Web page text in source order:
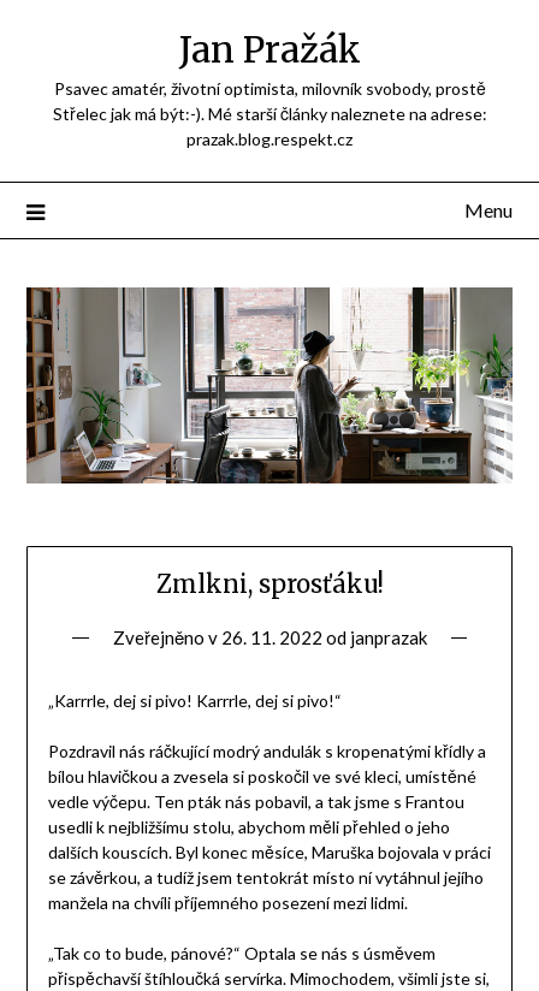
Jan Pražák
Psavec amatér, životní optimista, milovník svobody, prostě
Střelec jak má být:-). Mé starší články naleznete na adrese:
prazak.blog.respekt.cz
Menu
Zmlkni, sprosťáku!
Zveřejněno v 26. 11. 2022 od janprazak
„Karrrle, dej si pivo! Karrrle, dej si pivo!“
Pozdravil nás ráčkující modrý andulák s kropenatými křídly a
bílou hlavičkou a zvesela si poskočil ve své kleci, umístěné
vedle výčepu. Ten pták nás pobavil, a tak jsme s Frantou
usedli k nejbližšímu stolu, abychom měli přehled o jeho
dalších kouscích. Byl konec měsíce, Maruška bojovala v práci
se závěrkou, a tudíž jsem tentokrát místo ní vytáhnul jejího
manžela na chvíli příjemného posezení mezi lidmi.
„Tak co to bude, pánové?“ Optala se nás s úsměvem
přispěchavší štíhloučká servírka. Mimochodem, všimli jste si,